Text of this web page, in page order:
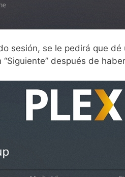
sesión, se le pedirá que dé
“Siguiente” después de